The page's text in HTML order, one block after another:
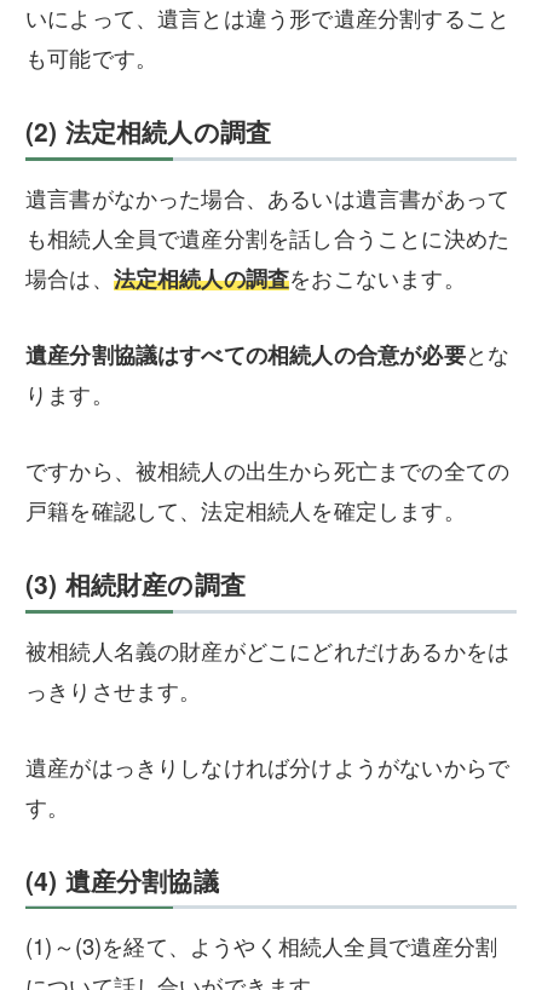
いによって、遺言とは違う形で遺産分割すること
も可能です。
(2) 法定相続人の調査
遺言書がなかった場合、あるいは遺言書があって
も相続人全員で遺産分割を話し合うことに決めた
場合は、 法定相続人の調査をおこないます。
遺産分割協議はすべての相続人の合意が必要とな
ります。
ですから、被相続人の出生から死亡までの全ての
戸籍を確認して、法定相続人を確定します。
(3) 相続財産の調査
被相続人名義の財産がどこにどれだけあるかをは
っきりさせます。
遺産がはっきりしなければ分けようがないからで
す。
(4) 遺産分割協議
(1)～(3)を経て、ようやく相続人全員で遺産分割